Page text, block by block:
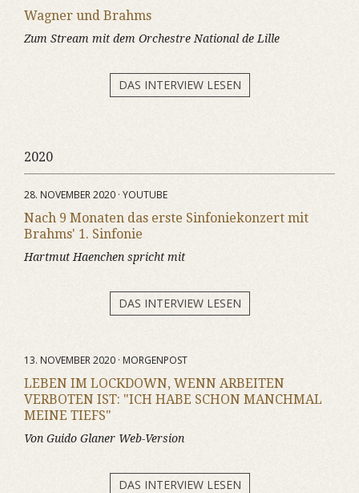
Wagner und Brahms
Zum Stream mit dem Orchestre National de Lille
DAS INTERVIEW LESEN
2020
28. NOVEMBER 2020 · YOUTUBE
Nach 9 Monaten das erste Sinfoniekonzert mit
Brahms' 1. Sinfonie
Hartmut Haenchen spricht mit
DAS INTERVIEW LESEN
13. NOVEMBER 2020 · MORGENPOST
LEBEN IM LOCKDOWN, WENN ARBEITEN
VERBOTEN IST: "ICH HABE SCHON MANCHMAL
MEINE TIEFS"
Von Guido Glaner Web-Version
DAS INTERVIEW LESEN